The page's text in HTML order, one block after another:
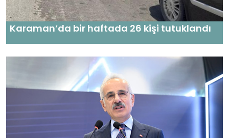
Karaman’da bir haftada 26 kişi tutuklandı